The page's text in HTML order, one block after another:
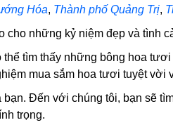
Hóa, Thành phố Quảng Trị,
cho những kỷ niệm đẹp và tình
tìm thấy những bông hoa
mua sắm hoa tươi tuyệt vời
Đến với chúng tôi, bạn sẽ
trọng.